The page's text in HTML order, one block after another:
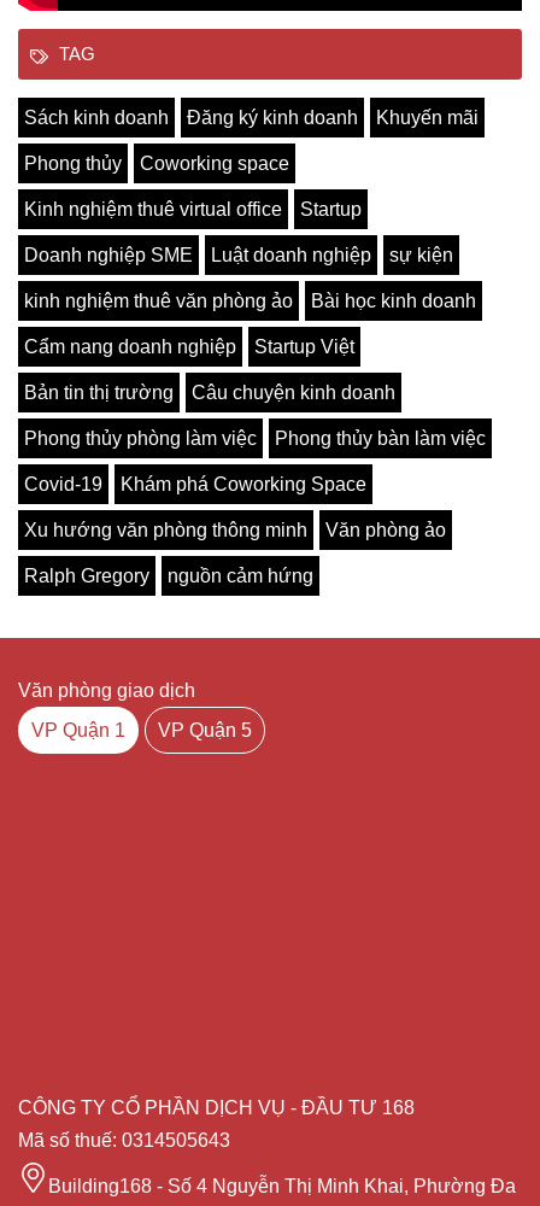
TAG
Sách kinh doanh Đăng ký kinh doanh Khuyến mãi
Phong thủy Coworking space
Kinh nghiệm thuê virtual office Startup
Doanh nghiệp SME Luật doanh nghiệp sự kiện
kinh nghiệm thuê văn phòng ảo Bài học kinh doanh
Cẩm nang doanh nghiệp Startup Việt
Bản tin thị trường Câu chuyện kinh doanh
Phong thủy phòng làm việc Phong thủy bàn làm việc
Covid-19 Khám phá Coworking Space
Xu hướng văn phòng thông minh Văn phòng ảo
Ralph Gregory nguồn cảm hứng
Văn phòng giao dịch
VP Quận 1
VP Quận 5
CÔNG TY CỔ PHẦN DỊCH VỤ - ĐẦU TƯ 168
Mã số thuế: 0314505643
Building168 - Số 4 Nguyễn Thị Minh Khai, Phường Đa